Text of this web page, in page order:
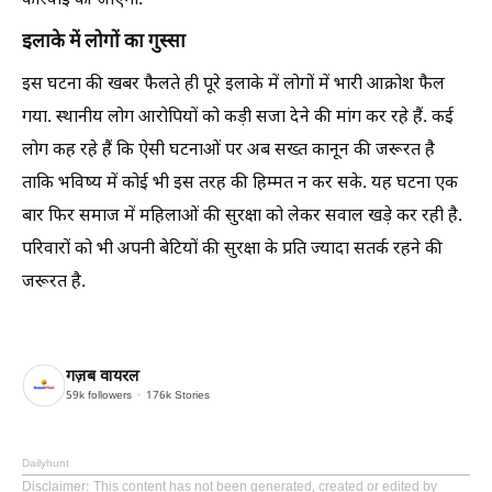
इलाके में लोगों का गुस्सा
इस घटना की खबर फैलते ही पूरे इलाके में लोगों में भारी आक्रोश फैल
गया. स्थानीय लोग आरोपियों को कड़ी सजा देने की मांग कर रहे हैं. कई
लोग कह रहे हैं कि ऐसी घटनाओं पर अब सख्त कानून की जरूरत है
ताकि भविष्य में कोई भी इस तरह की हिम्मत न कर सके. यह घटना एक
बार फिर समाज में महिलाओं की सुरक्षा को लेकर सवाल खड़े कर रही है.
परिवारों को भी अपनी बेटियों की सुरक्षा के प्रति ज्यादा सतर्क रहने की
जरूरत है.
गज़ब वायरल
59k followers 176k Stories
Dailyhunt
Disclaimer: This content has not been generated, created or edited by